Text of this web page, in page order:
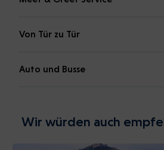
Von Tür zu Tür
Auto und Busse
Wir würden auch